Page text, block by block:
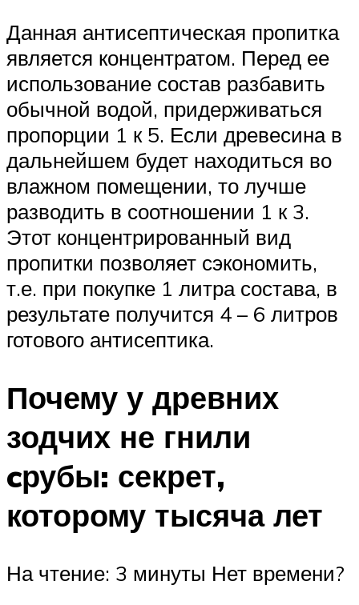
Данная антисептическая пропитка
является концентратом. Перед ее
использование состав разбавить
обычной водой, придерживаться
пропорции 1 к 5. Если древесина в
дальнейшем будет находиться во
влажном помещении, то лучше
разводить в соотношении 1 к 3.
Этот концентрированный вид
пропитки позволяет сэкономить,
т.е. при покупке 1 литра состава, в
результате получится 4 – 6 литров
готового антисептика.
Почему у древних
зодчих не гнили
cрубы: секрет,
которому тысяча лет
На чтение: 3 минуты Нет времени?